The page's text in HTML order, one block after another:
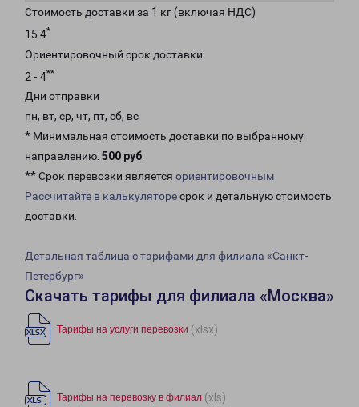
Стоимость доставки за 1 кг (включая НДС)
15.4*
Ориентировочный срок доставки
2 - 4**
Дни отправки
пн, вт, ср, чт, пт, сб, вс
* Минимальная стоимость доставки по выбранному
направлению: 500 руб.
** Срок перевозки является ориентировочным
Рассчитайте в калькуляторесрок и детальную стоимость
доставки.
Детальная таблица с тарифами для филиала «Санкт-
Петербург»
Скачать тарифы для филиала «Москва»
Тарифы на услуги перевозки (xlsx)
Тарифы на перевозку в филиал (xls)